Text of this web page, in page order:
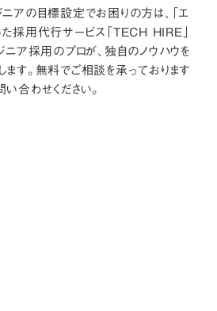
アの目標設定でお困りの方は、「エ
採用代行サービス「TECH HIRE」
ニア採用のプロが、独自のノウハウを
す。無料でご相談を承っております
合わせください。